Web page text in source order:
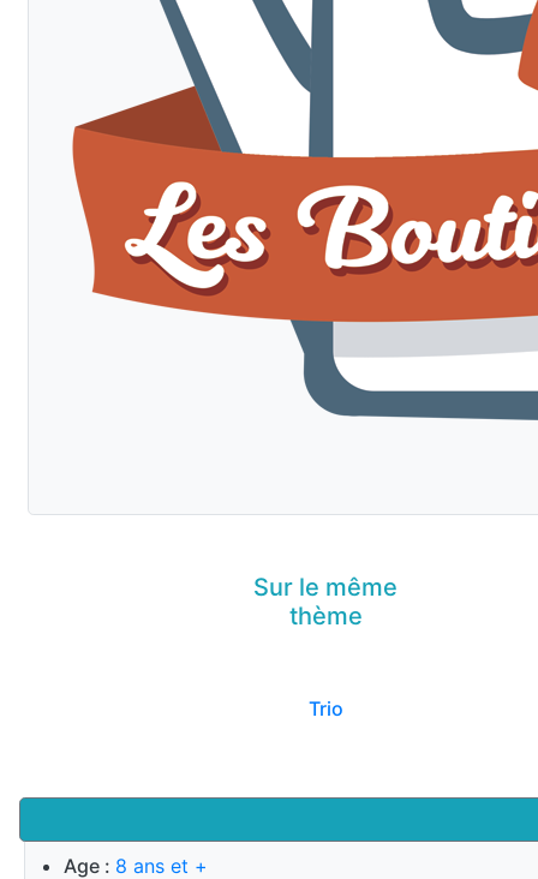
Age : 8 ans et +
Sur le même
thème
Trio